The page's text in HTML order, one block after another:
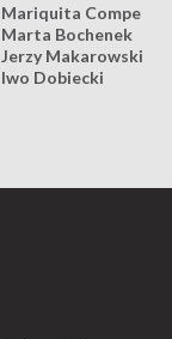
Mariquita Compe
Marta Bochenek
Jerzy Makarowski
Iwo Dobiecki